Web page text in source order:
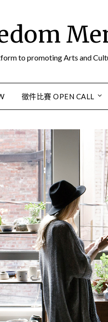
to promoting Arts and
徵件比賽 OPEN CALL